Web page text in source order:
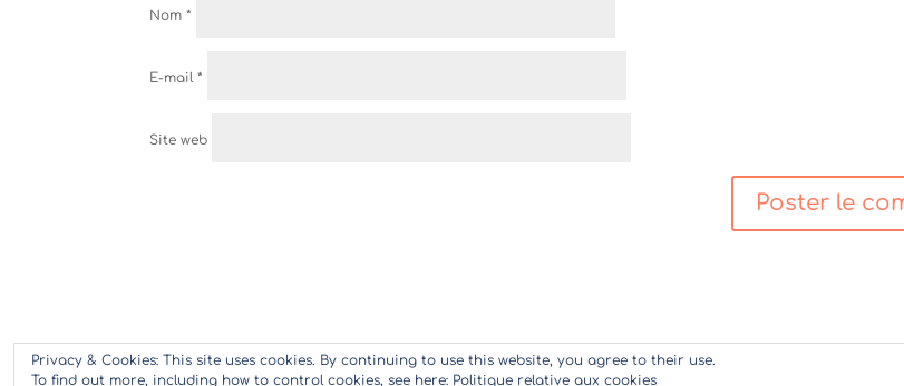
Nom*
E-mail*
Site web
Privacy & Cookies: This site uses cookies. By continuing to use this website, you agree to their use.
To find out more, including how to control cookies, see here: Politique relative aux cookies